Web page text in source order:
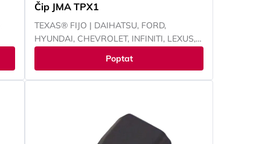
Čip JMA TPX1
TEXAS® FIJO | DAIHATSU, FORD,
HYUNDAI, CHEVROLET, INFINITI, LEXUS,
LINCOLN, MAZDA, MERCURY,
MITSUBISHI, PANOZ, PERODUA, PROTON,
NISSAN, SUBARU, SUZUKI, TOYOTA
Poptat